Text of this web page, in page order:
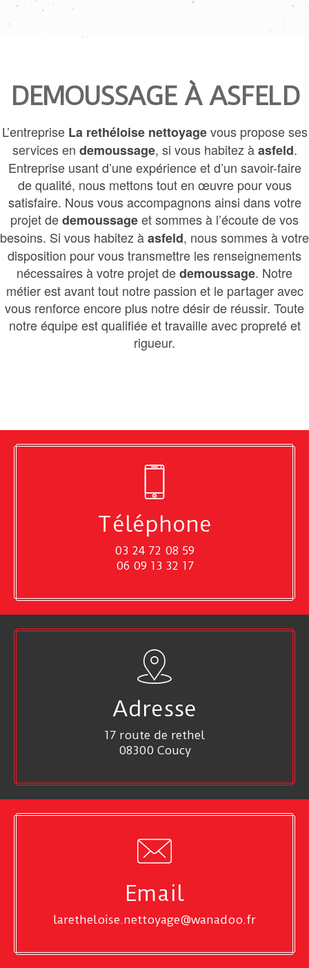
DEMOUSSAGE À ASFELD
L’entreprise La rethéloise nettoyagevous propose ses
services en demoussage, si vous habitez àasfeld.
Entreprise usant d’une expérience et d’un savoir-faire
de qualité, nous mettons tout en œuvre pour vous
satisfaire. Nous vous accompagnons ainsi dans votre
projet dedemoussageet sommes à l’écoute de vos
besoins. Si vous habitez àasfeld, nous sommes à votre
disposition pour vous transmettre les renseignements
nécessaires à votre projet dedemoussage. Notre
métier est avant tout notre passion et le partager avec
vous renforce encore plus notre désir de réussir. Toute
notre équipe est qualifiée et travaille avec propreté et
rigueur.
Téléphone
03 24 72 08 59
06 09 13 32 17
Adresse
17 route de rethel
08300 Coucy
Email
laretheloise.nettoyage@wanadoo.fr